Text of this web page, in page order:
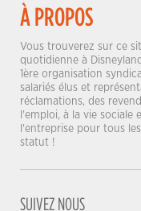
À PROPOS
Vous trouverez sur ce
quotidienne à
1ère organisation
salariés élus et
réclamations, des
l'emploi, à la vie sociale
l'entreprise pour tous
statut !
SUIVEZ NOUS